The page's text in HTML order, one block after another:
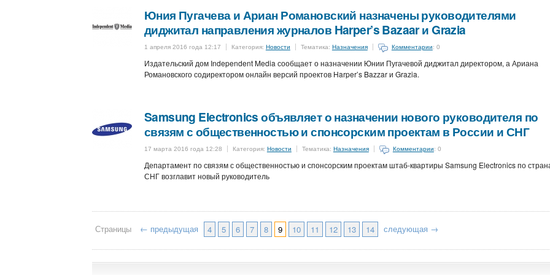
Юния Пугачева и Ариан Романовский назначены руководителями
диджитал направления журналов Harper’s Bazaar и Grazia
1 апреля 2016 года 12:17 Категория: Новости Тематика: Назначения Комментарии: 0
Издательский дом Independent Media сообщает о назначении Юнии Пугачевой диджитал директором, а Ариана
Романовского содиректором онлайн версий проектов Harper’s Bazzar и Grazia.
Samsung Electronics объявляет о назначении нового руководителя по
связям с общественностью и спонсорским проектам в России и СНГ
17 марта 2016 года 12:28 Категория: Новости Тематика: Назначения Комментарии: 0
Департамент по связям с общественностью и спонсорским проектам штаб-квартиры Samsung Electronics по
СНГ возглавит новый руководитель
Страницы ← предыдущая 4 5 6 7 8 9 10 11 12 13 14 следующая →